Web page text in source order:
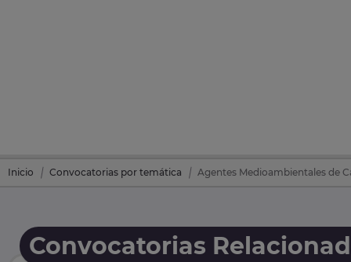
Inicio Convocatorias por temática Agentes Medioambientales de
Convocatorias